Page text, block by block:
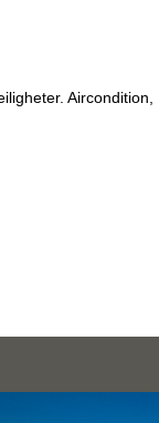
Aircondition,